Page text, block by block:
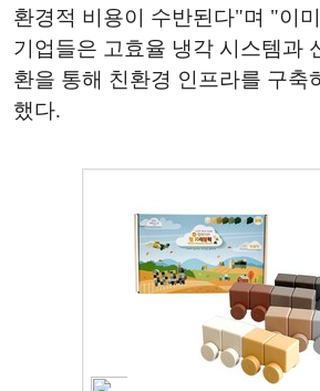
환경적 비용이 수반된다"며 "이
기업들은 고효율 냉각 시스템과
환을 통해 친환경 인프라를 구축
했다.